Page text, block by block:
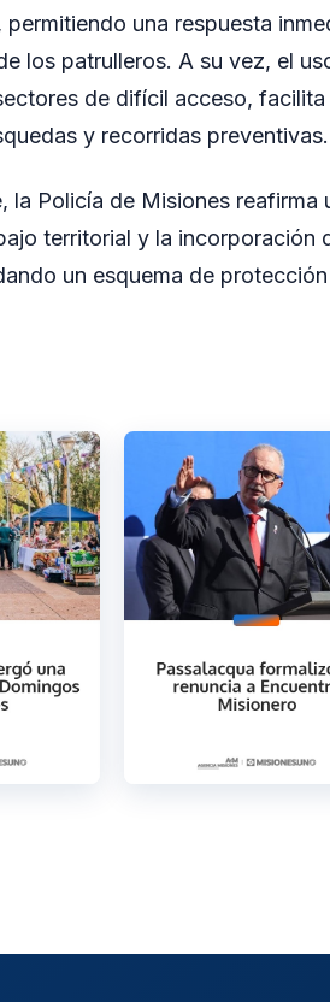
una respuesta
los patrulleros. A su vez, el
de difícil acceso,
y recorridas preventivas.
la Policía de Misiones
territorial y la incorporación
un esquema de